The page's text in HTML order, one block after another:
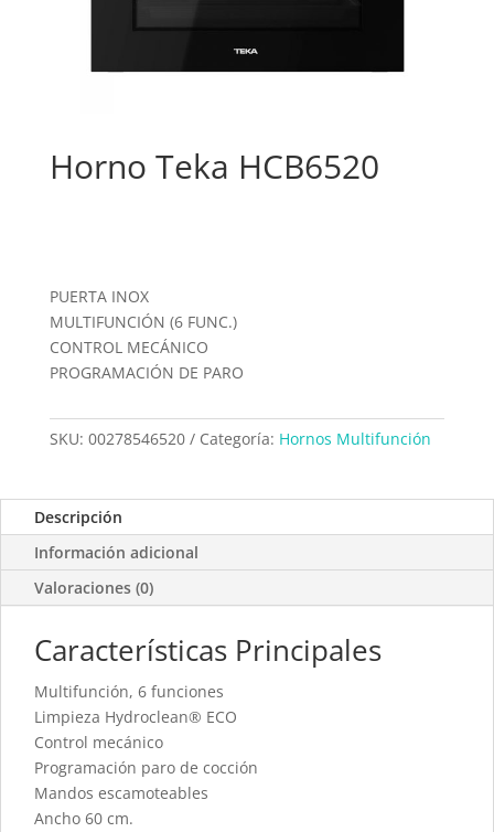
Horno Teka HCB6520
PUERTA INOX
MULTIFUNCIÓN (6 FUNC.)
CONTROL MECÁNICO
PROGRAMACIÓN DE PARO
SKU: 00278546520 Categoría: Hornos Multifunción
Descripción
Información adicional
Valoraciones (0)
Características Principales
Multifunción, 6 funciones
Limpieza Hydroclean® ECO
Control mecánico
Programación paro de cocción
Mandos escamoteables
Ancho 60 cm.